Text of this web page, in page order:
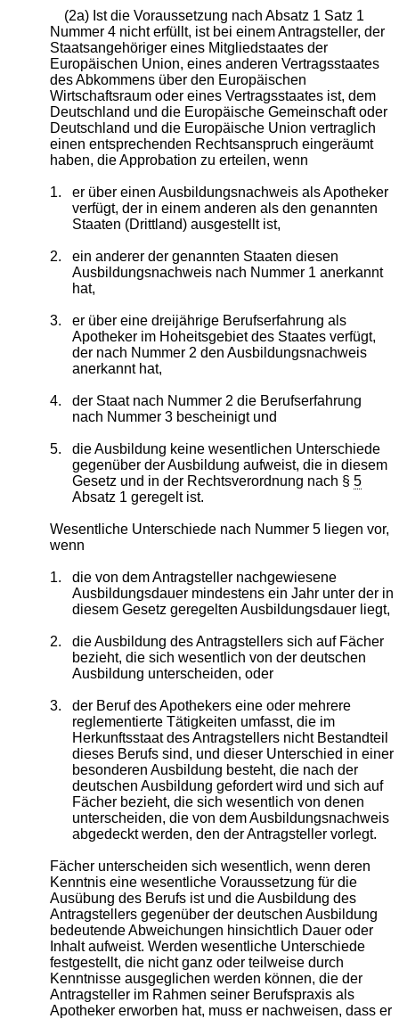
(2a) Ist die Voraussetzung nach Absatz 1 Satz 1
Nummer 4 nicht erfüllt, ist bei einem Antragsteller, der
Staatsangehöriger eines Mitgliedstaates der
Europäischen Union, eines anderen Vertragsstaates
des Abkommens über den Europäischen
Wirtschaftsraum oder eines Vertragsstaates ist, dem
Deutschland und die Europäische Gemeinschaft oder
Deutschland und die Europäische Union vertraglich
einen entsprechenden Rechtsanspruch eingeräumt
haben, die Approbation zu erteilen, wenn
1.
er über einen Ausbildungsnachweis als Apotheker
verfügt, der in einem anderen als den genannten
Staaten (Drittland) ausgestellt ist,
2.
ein anderer der genannten Staaten diesen
Ausbildungsnachweis nach Nummer 1 anerkannt
hat,
3.
er über eine dreijährige Berufserfahrung als
Apotheker im Hoheitsgebiet des Staates verfügt,
der nach Nummer 2 den Ausbildungsnachweis
anerkannt hat,
4.
der Staat nach Nummer 2 die Berufserfahrung
nach Nummer 3 bescheinigt und
5.
die Ausbildung keine wesentlichen Unterschiede
gegenüber der Ausbildung aufweist, die in diesem
Gesetz und in der Rechtsverordnung nach §5
Absatz 1 geregelt ist.
Wesentliche Unterschiede nach Nummer 5 liegen vor,
wenn
1.
die von dem Antragsteller nachgewiesene
Ausbildungsdauer mindestens ein Jahr unter der in
diesem Gesetz geregelten Ausbildungsdauer liegt,
2.
die Ausbildung des Antragstellers sich auf Fächer
bezieht, die sich wesentlich von der deutschen
Ausbildung unterscheiden, oder
3.
der Beruf des Apothekers eine oder mehrere
reglementierte Tätigkeiten umfasst, die im
Herkunftsstaat des Antragstellers nicht Bestandteil
dieses Berufs sind, und dieser Unterschied in einer
besonderen Ausbildung besteht, die nach der
deutschen Ausbildung gefordert wird und sich auf
Fächer bezieht, die sich wesentlich von denen
unterscheiden, die von dem Ausbildungsnachweis
abgedeckt werden, den der Antragsteller vorlegt.
Fächer unterscheiden sich wesentlich, wenn deren
Kenntnis eine wesentliche Voraussetzung für die
Ausübung des Berufs ist und die Ausbildung des
Antragstellers gegenüber der deutschen Ausbildung
bedeutende Abweichungen hinsichtlich Dauer oder
Inhalt aufweist. Werden wesentliche Unterschiede
festgestellt, die nicht ganz oder teilweise durch
Kenntnisse ausgeglichen werden können, die der
Antragsteller im Rahmen seiner Berufspraxis als
Apotheker erworben hat, muss er nachweisen, dass er